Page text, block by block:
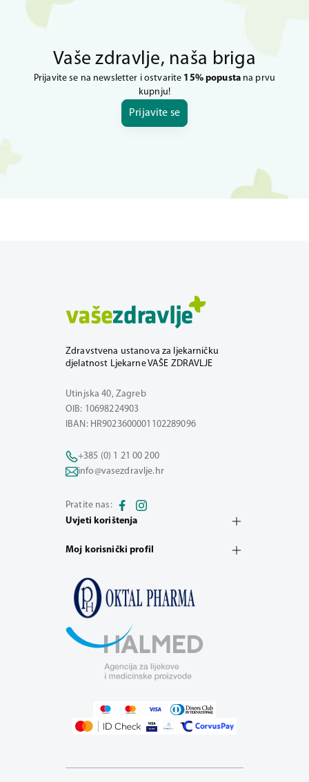
Vaše zdravlje, naša briga
Prijavite se na newsletter i ostvarite 15% popustana prvu
kupnju!
Prijavite se
Zdravstvena ustanova za ljekarničku
djelatnost Ljekarne VAŠE ZDRAVLJE
Utinjska 40, Zagreb
OIB: 10698224903
IBAN: HR9023600001102289096
+385 (0) 1 21 00 200
info@vasezdravlje.hr
Pratite nas:
Uvjeti korištenja
Moj korisnički profil